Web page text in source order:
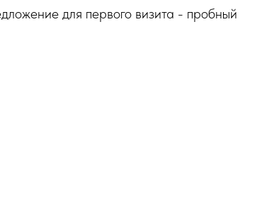
для первого визита - пробный